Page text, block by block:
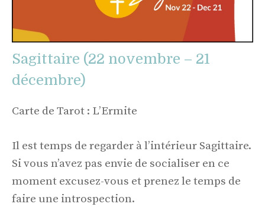
Sagittaire (22 novembre – 21
décembre)
Carte de Tarot : L’Ermite
Il est temps de regarder à l’intérieur Sagittaire.
Si vous n’avez pas envie de socialiser en ce
moment excusez-vous et prenez le temps de
faire une introspection.